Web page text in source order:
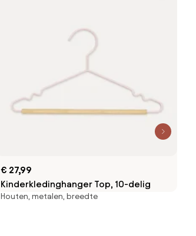
€ 27,99
Kinderkledinghanger Top, 10-delig
Houten, metalen, breedte